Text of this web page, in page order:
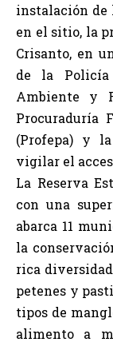
instalación
en el sitio, la
Crisanto, en
de la Policía
Ambiente y
Procuraduría
(Profepa) y
vigilar el
La Reserva
con una
abarca 11
la
rica
petenes y
tipos de
alimento a